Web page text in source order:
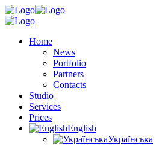
Home
News
Portfolio
Partners
Contacts
Studio
Services
Prices
English
Українська